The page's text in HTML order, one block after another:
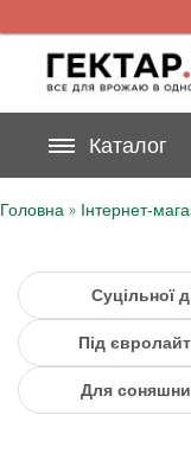
На вашому
бонусному рахунку
Щоденник
Доставка
Відгуки
Каталог
Головна » Інтернет-
Суцільної
Під
Для